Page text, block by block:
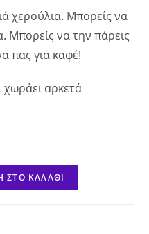
χερούλια. Μπορείς να
Μπορείς να την πάρεις
πας για καφέ!
χωράει αρκετά
ΣΤΟ ΚΑΛΆΘΙ